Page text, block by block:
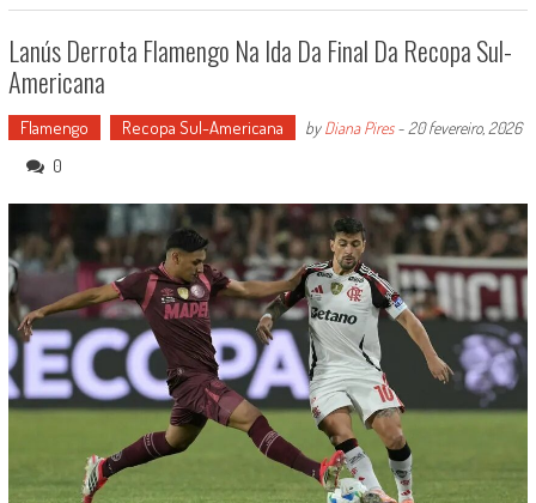
Lanús Derrota Flamengo Na Ida Da Final Da Recopa Sul-
Americana
Flamengo Recopa Sul-Americana byDiana Pires- 20 fevereiro, 2026
0